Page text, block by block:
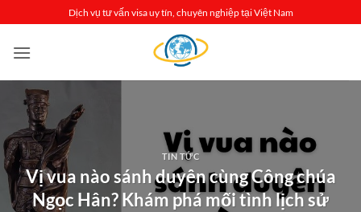
qua
nội
Dịch vụ tư vấn visa uy tín, chuyên nghiệp tại Việt Nam
TIN TỨC
Vị vua nào sánh duyên cùng Công chúa
Ngọc Hân? Khám phá mối tình lịch sử